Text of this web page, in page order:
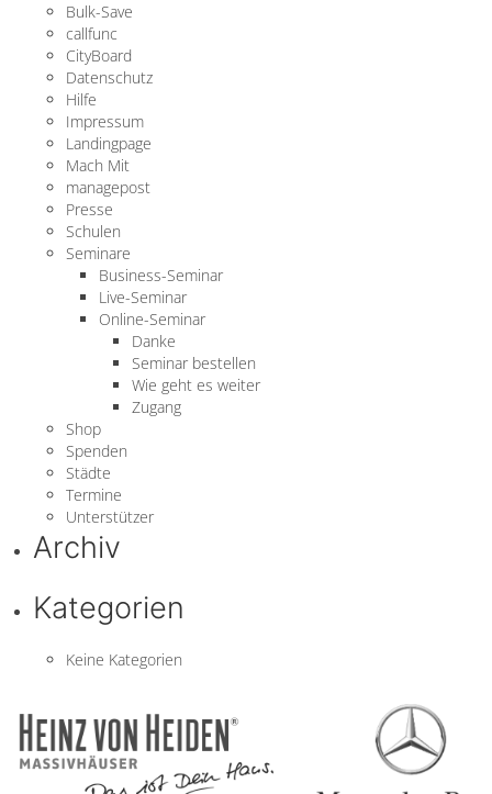
Bulk-Save
callfunc
CityBoard
Datenschutz
Hilfe
Impressum
Landingpage
Mach Mit
managepost
Presse
Schulen
Seminare
Business-Seminar
Live-Seminar
Online-Seminar
Danke
Seminar bestellen
Wie geht es weiter
Zugang
Shop
Spenden
Städte
Termine
Unterstützer
Archiv
Kategorien
Keine Kategorien